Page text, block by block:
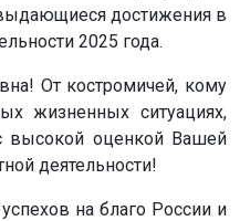
достижения в
2025 года.
От костромичей, кому
жизненных ситуациях,
высокой оценкой Вашей
деятельности!
на благо России и